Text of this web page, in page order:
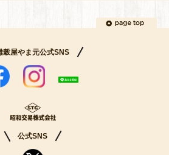
穀屋やま元公式SNS
公式SNS